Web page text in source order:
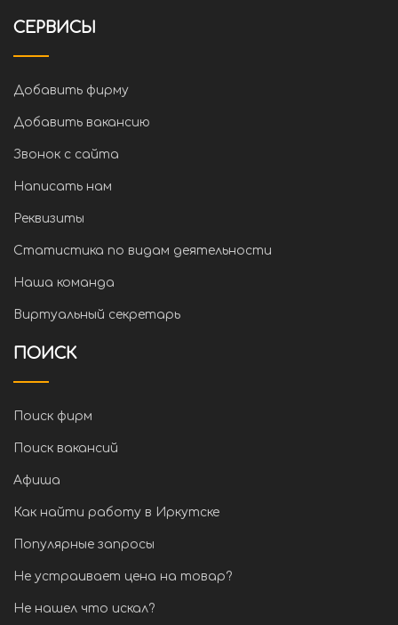
СЕРВИСЫ
Добавить фирму
Добавить вакансию
Звонок с сайта
Написать нам
Реквизиты
Статистика по видам деятельности
Наша команда
Виртуальный секретарь
ПОИСК
Поиск фирм
Поиск вакансий
Афиша
Как найти работу в Иркутске
Популярные запросы
Не устраивает цена на товар?
Не нашел что искал?